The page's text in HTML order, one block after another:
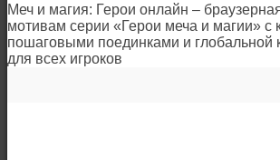
Меч и магия: Герои онлайн –
мотивам серии «Герои меча и магии» с
пошаговыми поединками и глобальной
для всех игроков